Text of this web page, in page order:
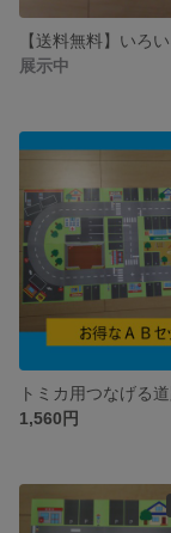
展示中
1,560円